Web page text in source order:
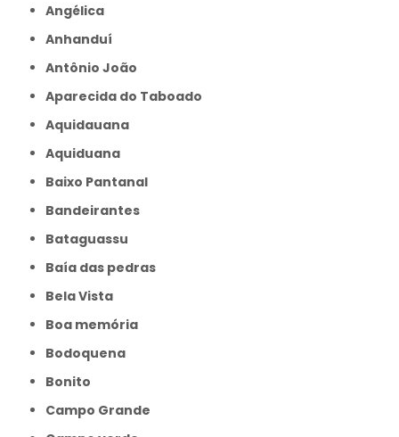
Angélica
Anhanduí
Antônio João
Aparecida do Taboado
Aquidauana
Aquiduana
Baixo Pantanal
Bandeirantes
Bataguassu
Baía das pedras
Bela Vista
Boa memória
Bodoquena
Bonito
Campo Grande